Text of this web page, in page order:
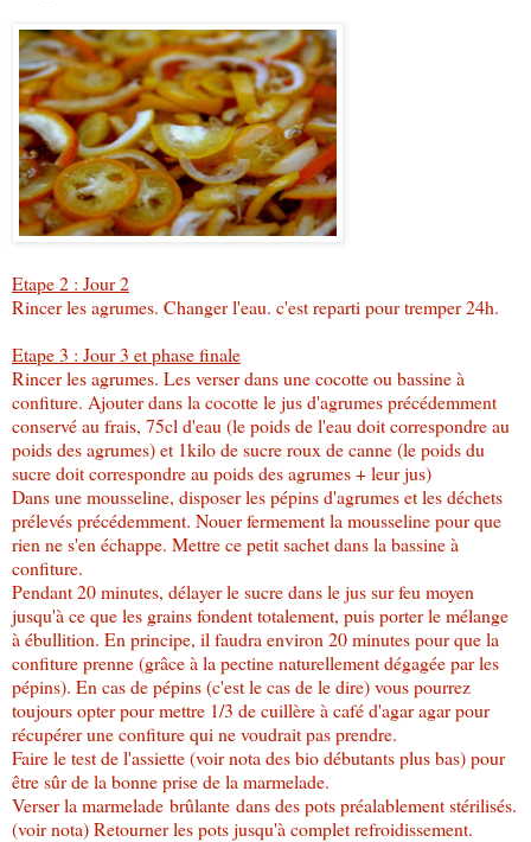
Etape 2 : Jour 2
Rincer les agrumes. Changer l'eau. c'est reparti pour tremper 24h.
Etape 3 : Jour 3 et phase finale
Rincer les agrumes. Les verser dans une cocotte ou bassine à
confiture. Ajouter dans la cocotte le jus d'agrumes précédemment
conservé au frais, 75cl d'eau (le poids de l'eau doit correspondre au
poids des agrumes) et 1kilo de sucre roux de canne (le poids du
sucre doit correspondre au poids des agrumes + leur jus)
Dans une mousseline, disposer les pépins d'agrumes et les déchets
prélevés précédemment. Nouer fermement la mousseline pour que
rien ne s'en échappe. Mettre ce petit sachet dans la bassine à
confiture.
Pendant 20 minutes, délayer le sucre dans le jus sur feu moyen
jusqu'à ce que les grains fondent totalement, puis porter le mélange
à ébullition. En principe, il faudra environ 20 minutes pour que la
confiture prenne (grâce à la pectine naturellement dégagée par les
pépins). En cas de pépins (c'est le cas de le dire) vous pourrez
toujours opter pour mettre 1/3 de cuillère à café d'agar agar pour
récupérer une confiture qui ne voudrait pas prendre.
Faire le test de l'assiette (voir nota des bio débutants plus bas) pour
être sûr de la bonne prise de la marmelade.
Verser la marmelade brûlante dans des pots préalablement stérilisés.
(voir nota) Retourner les pots jusqu'à complet refroidissement.